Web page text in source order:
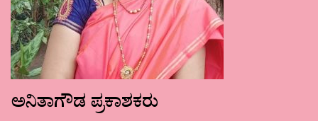
ಅನಿತಾಗೌಡ ಪ್ರಕಾಶಕರು